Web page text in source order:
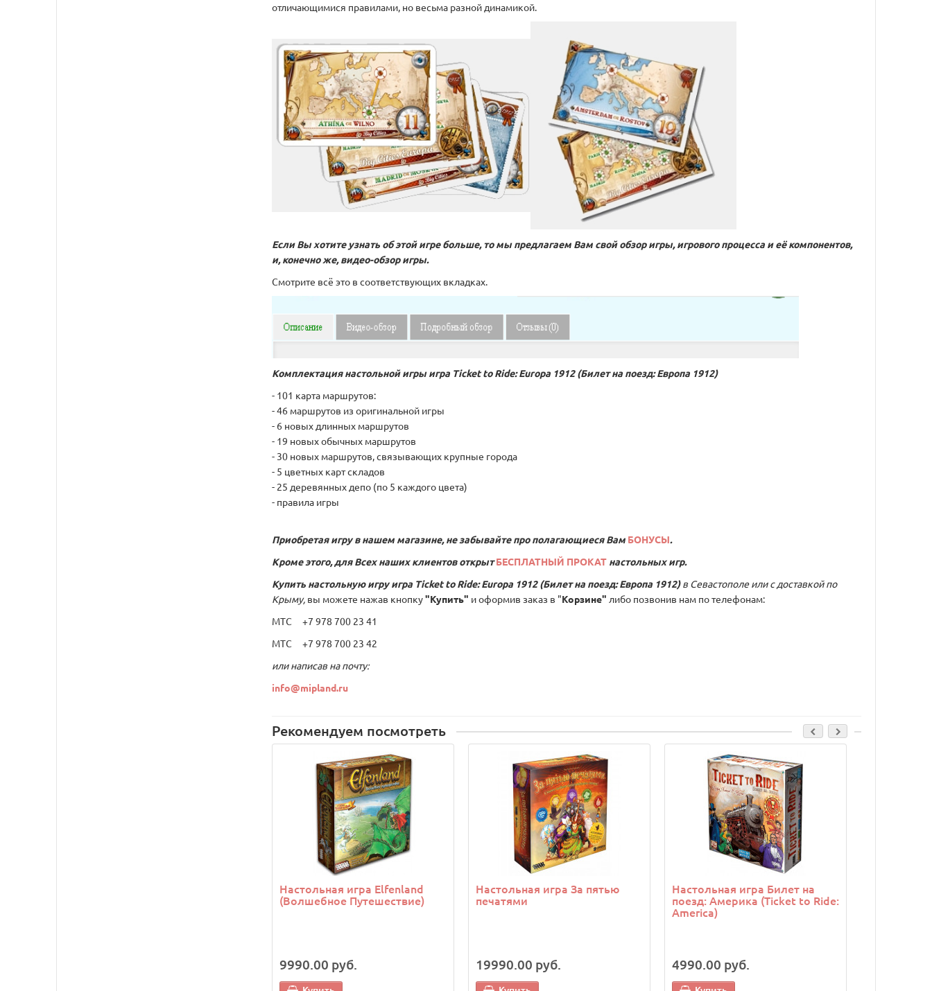
отличающимися правилами, но весьма разной динамикой.
Если Вы хотите узнать об этой игре больше, то мы предлагаем Вам свой обзор игры, игрового процесса и её компонентов,
и, конечно же, видео-обзор игры.
Смотрите всё это в соответствующих вкладках.
Комплектация настольной игрыигра Ticket to Ride: Europa 1912 (Билет на поезд: Европа 1912)
- 101 карта маршрутов:
- 46 маршрутов из оригинальной игры
- 6 новых длинных маршрутов
- 19 новых обычных маршрутов
- 30 новых маршрутов, связывающих крупные города
- 5 цветных карт складов
- 25 деревянных депо (по 5 каждого цвета)
- правила игры
Приобретая игру в нашем магазине, не забывайте про полагающиеся Вам БОНУСЫ.
Кроме этого, для Всех наших клиентов открыт БЕСПЛАТНЫЙ ПРОКАТ настольных игр.
Купить настольную игру игра Ticket to Ride: Europa 1912 (Билет на поезд: Европа 1912) в Севастополе или с доставкой по
Крыму, вы можете нажав кнопку"Купить" и оформив заказ в "Корзине" либо позвонив нам по телефонам:
МТС +7 978 700 23 41
МТС +7 978 700 23 42
или написав на почту:
info@mipland.ru
Рекомендуем посмотреть
Настольная игра Elfenland
(Волшебное Путешествие)
9990.00 руб.
Настольная игра За пятью
печатями
19990.00 руб.
Настольная игра Билет на
поезд: Америка (Ticket to Ride:
America)
4990.00 руб.